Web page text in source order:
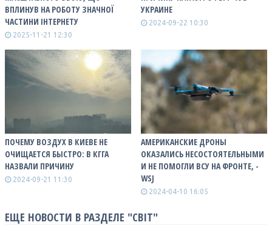
ВПЛИНУВ НА РОБОТУ ЗНАЧНОЇ
ЧАСТИНИ ІНТЕРНЕТУ
2025-11-21 12:30
УКРАИНЕ
2024-09-22 10:30
ПОЧЕМУ ВОЗДУХ В КИЕВЕ НЕ
ОЧИЩАЕТСЯ БЫСТРО: В КГГА
НАЗВАЛИ ПРИЧИНУ
2024-09-21 11:30
АМЕРИКАНСКИЕ ДРОНЫ
ОКАЗАЛИСЬ НЕСОСТОЯТЕЛЬНЫМИ
И НЕ ПОМОГЛИ ВСУ НА ФРОНТЕ, -
WSJ
2024-04-10 16:05
ЕЩЕ НОВОСТИ В РАЗДЕЛЕ "СВІТ"